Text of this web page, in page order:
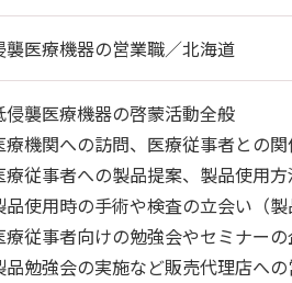
襲医療機器の営業職／北海道
侵襲医療機器の啓蒙活動全般
療機関への訪問、医療従事者との
療従事者への製品提案、製品使用
品使用時の手術や検査の立会い（製
療従事者向けの勉強会やセミナー
品勉強会の実施など販売代理店へ